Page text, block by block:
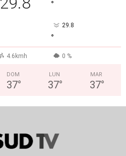
°
29.8
°
4.6kmh 0 %
DOM
37°
LUN
37°
MAR
37°